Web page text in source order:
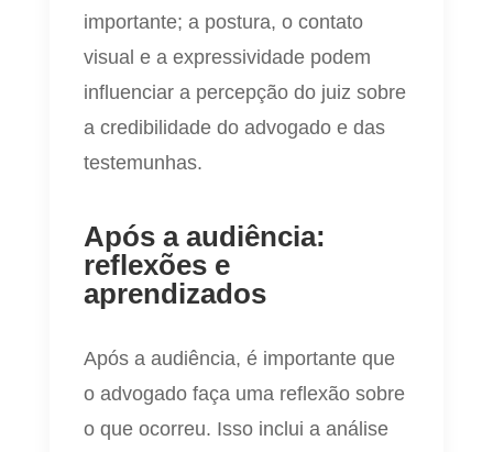
importante; a postura, o contato
visual e a expressividade podem
influenciar a percepção do juiz sobre
a credibilidade do advogado e das
testemunhas.
Após a audiência:
reflexões e
aprendizados
Após a audiência, é importante que
o advogado faça uma reflexão sobre
o que ocorreu. Isso inclui a análise